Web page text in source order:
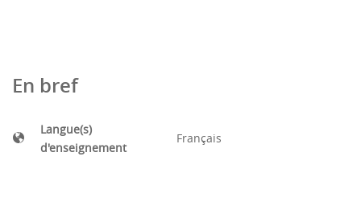
En bref
Langue(s)
d'enseignement
Français